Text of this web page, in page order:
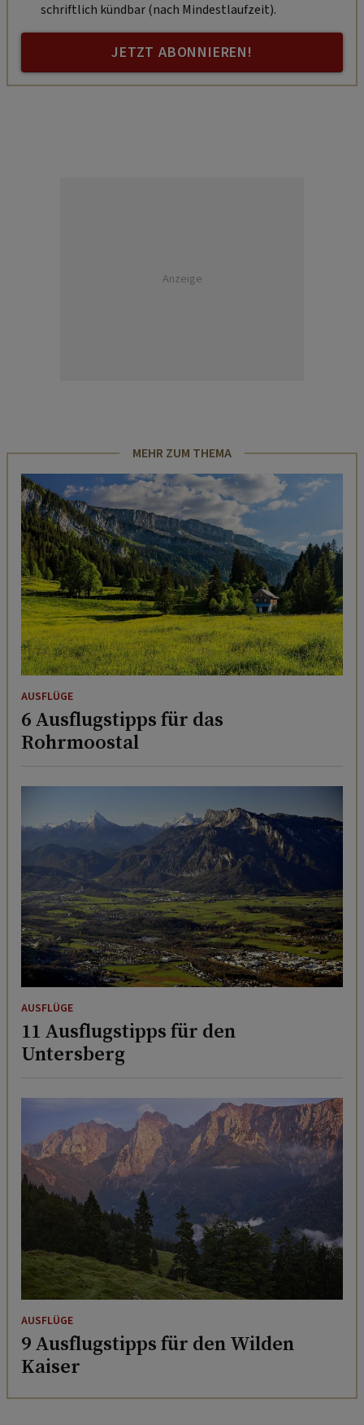
schriftlich kündbar (nach Mindestlaufzeit).
JETZT ABONNIEREN!
Anzeige
MEHR ZUM THEMA
AUSFLÜGE
6 Ausflugstipps für das
Rohrmoostal
AUSFLÜGE
11 Ausflugstipps für den
Untersberg
AUSFLÜGE
9 Ausflugstipps für den Wilden
Kaiser